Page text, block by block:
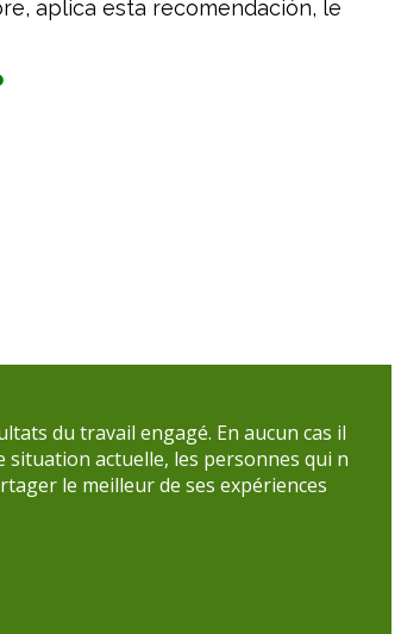
aplica esta recomendación, le
du travail engagé. En aucun cas il
situation actuelle, les personnes qui n
le meilleur de ses expériences